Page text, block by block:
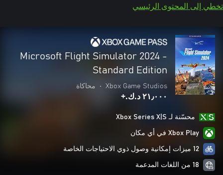
تخطي إلى المحتوى الرئيسي
Microsoft Flight Simulator 2024 -
Standard Edition
Xbox Game Studios
• محاكاة
٢١٫٠٠٠ د.ك.‏+
محسّنة لـ Xbox Series X|S
Xbox Play في أي مكان
12 ميزات إمكانية وصول ذوي الاحتياجات الخاصة
18 من اللغات المدعمة